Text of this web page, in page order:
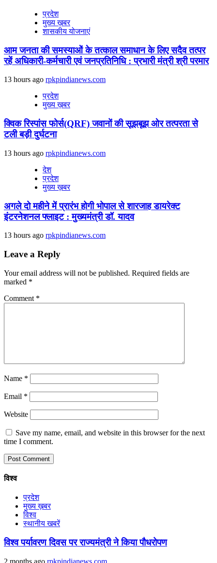
प्रदेश
मुख्य ख़बर
शासकीय योजनाएं
आम जनता की समस्याओं के तत्काल समाधान के लिए सदैव तत्पर
रहें अधिकारी-कर्मचारी एवं जनप्रतिनिधि : प्रभारी मंत्री श्री परमार
13 hours ago rpkpindianews.com
प्रदेश
मुख्य ख़बर
क्विक रिस्पांस फोर्स(QRF) जवानों की सूझबूझ ओर तत्परता से
टली बड़ी दुर्घटना
13 hours ago rpkpindianews.com
देश
प्रदेश
मुख्य ख़बर
अगले दो महीने में प्रारंभ होगी भोपाल से शारजाह डायरेक्ट
इंटरनेशनल फ्लाइट : मुख्यमंत्री डॉ. यादव
13 hours ago rpkpindianews.com
Leave a Reply
Your email address will not be published. Required fields are
marked *
Comment *
Name *
Email *
Website
Save my name, email, and website in this browser for the next
time I comment.
विश्व
प्रदेश
मुख्य ख़बर
विश्व
स्थानीय खबरें
विश्व पर्यावरण दिवस पर राज्यमंत्री ने किया पौधरोपण
2 months ago rpkpindianews.com